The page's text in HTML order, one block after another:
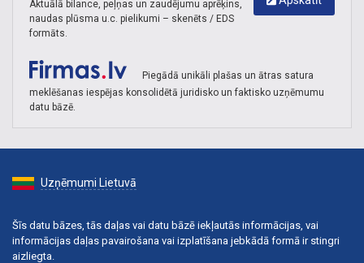
Aktuālā bilance, peļņas un zaudējumu aprēķins,
naudas plūsma u.c. pielikumi – skenēts / EDS
formāts.
Piegādā unikāli plašas un ātras satura
meklēšanas iespējas konsolidētā juridisko un faktisko uzņēmumu
datu bāzē.
Uzņēmumi Lietuvā
Šīs datu bāzes, tās daļas vai datu bāzē iekļautās informācijas, vai
informācijas daļas pavairošana vai izplatīšana jebkādā formā ir stingri
aizliegta.